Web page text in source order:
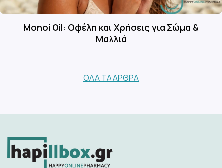
Monoi Oil: Οφέλη και Χρήσεις για Σώμα &
Μαλλιά
ΌΛΑ ΤΑ ΆΡΘΡΑ